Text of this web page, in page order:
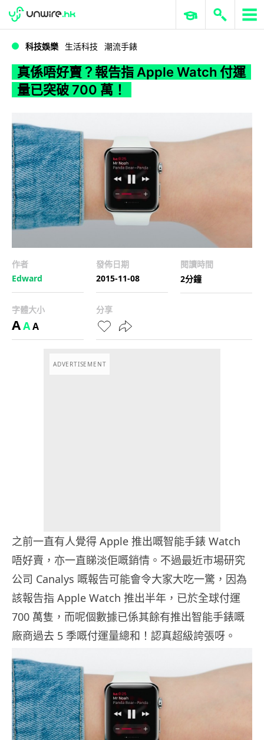
WWDC 2026 ERP 與商業 AI
科技娛樂 生活科技 潮流手錶
真係唔好賣？報告指 Apple Watch 付運
量已突破 700 萬！
作者
Edward
發佈日期
2015-11-08
閱讀時間
2分鐘
字體大小
AAA
分享
ADVERTISEMENT
之前一直有人覺得 Apple 推出嘅智能手錶 Watch
唔好賣，亦一直睇淡佢嘅銷情。不過最近市場研究
公司 Canalys 嘅報告可能會令大家大吃一驚，因為
該報告指 Apple Watch 推出半年，已於全球付運
700 萬隻，而呢個數據已係其餘有推出智能手錶嘅
廠商過去 5 季嘅付運量總和！認真超級誇張呀。